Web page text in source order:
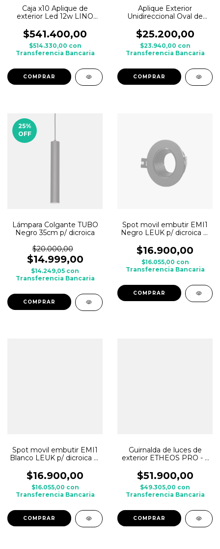
Caja x10 Aplique de
exterior Led 12w LINO
Aluminio
$541.400,00
$514.330,00 con
Transferencia Bancaria
COMPRAR
Aplique Exterior
Unidireccional Oval de
dicroica led
$25.200,00
$23.940,00 con
Transferencia Bancaria
25%
OFF
Lámpara Colgante TUBO
Negro 35cm p/ dicroica
$20.000,00
$14.999,00
$14.249,05 con
Transferencia Bancaria
Spot movil embutir EMI1
Negro LEUK p/ dicroica c/
$16.900,00
$16.055,00 con
Transferencia Bancaria
Spot movil embutir EMI1
Blanco LEUK p/ dicroica c/
$16.900,00
$16.055,00 con
Transferencia Bancaria
Guirnalda de luces de
exterior ETHEOS PRO - 5
FOCOS
$51.900,00
$49.305,00 con
Transferencia Bancaria